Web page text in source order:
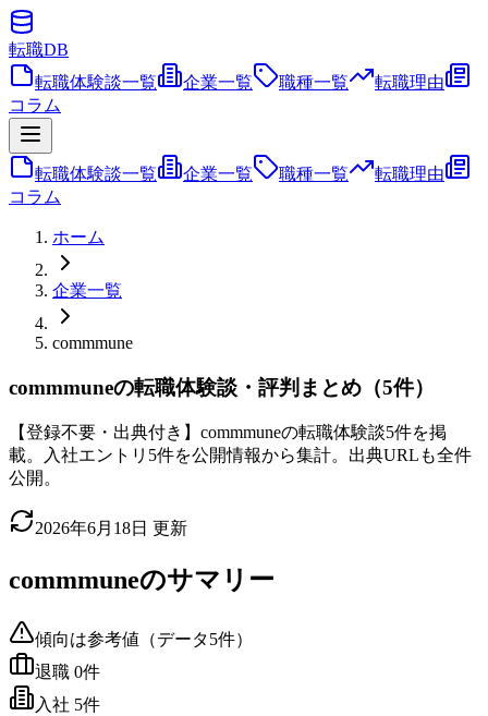
転職DB
転職体験談一覧
企業一覧 職種一覧
転職理由
コラム
転職体験談一覧 企業一覧 職種一覧
転職理由
コラム
ホーム
企業一覧
commmune
commmuneの転職体験談・評判まとめ（5件）
【登録不要・出典付き】commmuneの転職体験談5件を掲
載。入社エントリ5件を公開情報から集計。出典URLも全件
公開。
2026年6月18日 更新
commmuneのサマリー
傾向は参考値（データ5件）
退職 0件
入社 5件